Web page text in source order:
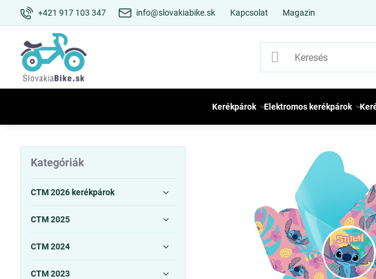
+421 917 103 347 info@slovakiabike.sk Kapcsolat Magazin
Kerékpárok Elektromos kerékpárok
Kategóriák
CTM 2026 kerékpárok
CTM 2025
CTM 2024
CTM 2023